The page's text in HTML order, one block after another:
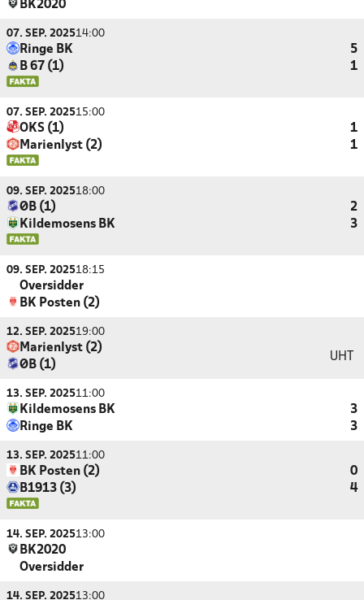
BK2020
07. SEP. 202514:00
Ringe BK
5
B 67 (1)
1
07. SEP. 202515:00
OKS (1)
1
Marienlyst (2)
1
09. SEP. 202518:00
ØB (1)
2
Kildemosens BK
3
09. SEP. 202518:15
Oversidder
BK Posten (2)
12. SEP. 202519:00
Marienlyst (2)
ØB (1)
UHT
13. SEP. 202511:00
Kildemosens BK
3
Ringe BK
3
13. SEP. 202511:00
BK Posten (2)
0
B1913 (3)
4
14. SEP. 202513:00
BK2020
Oversidder
14. SEP. 202513:00